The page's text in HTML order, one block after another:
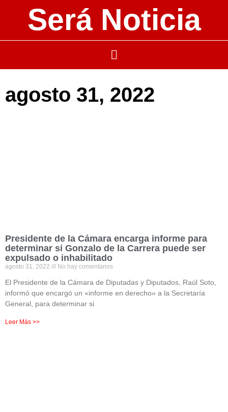
Será Noticia
agosto 31, 2022
Presidente de la Cámara encarga informe para
determinar si Gonzalo de la Carrera puede ser
expulsado o inhabilitado
agosto 31, 2022 No hay comentarios
El Presidente de la Cámara de Diputadas y Diputados, Raúl Soto,
informó que encargó un «informe en derecho» a la Secretaría
General, para determinar si
Leer Más >>